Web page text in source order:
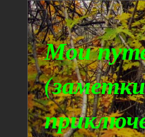
Мои